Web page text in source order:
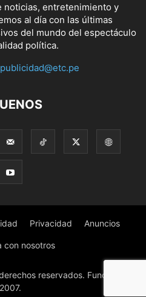
noticias, entretenimiento y
al día con las últimas
del mundo del espectáculo
política.
publicidad@etc.pe
Privacidad Anuncios
con nosotros
reservados. Fundado en
2007.